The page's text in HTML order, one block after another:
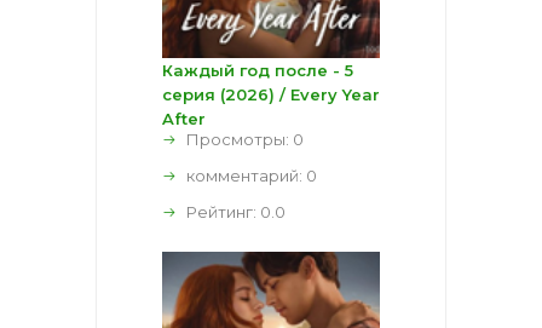
Каждый год после - 5
серия (2026) / Every Year
After
Просмотры: 0
комментарий: 0
Рейтинг: 0.0